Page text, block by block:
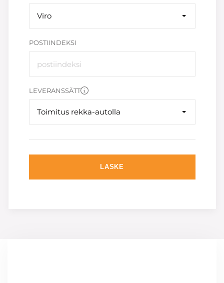
Viro
POSTIINDEKSI
LEVERANSSÄTT
Toimitus rekka-autolla
LASKE